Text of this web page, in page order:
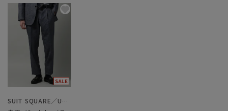
SUIT SQUARE／UNIVERSAL LANGUAGE